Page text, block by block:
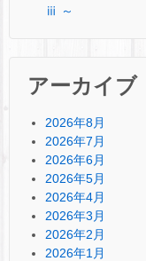
ⅲ ～
アーカイブ
2026年8月
2026年7月
2026年6月
2026年5月
2026年4月
2026年3月
2026年2月
2026年1月